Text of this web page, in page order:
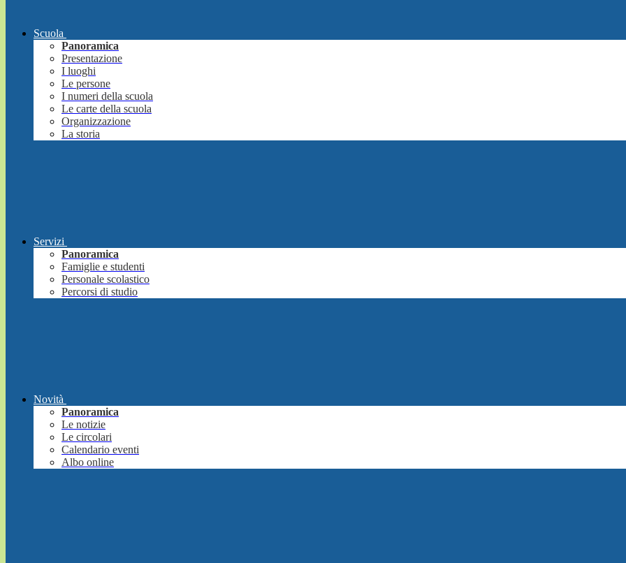
Scuola
Panoramica
Presentazione
I luoghi
Le persone
I numeri della scuola
Le carte della scuola
Organizzazione
La storia
Servizi
Panoramica
Famiglie e studenti
Personale scolastico
Percorsi di studio
Novità
Panoramica
Le notizie
Le circolari
Calendario eventi
Albo online